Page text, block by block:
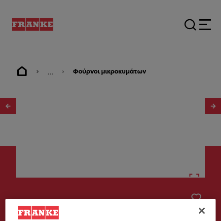
... Φούρνοι μικροκυμάτων
Άλλες Ηλεκτρικές Συσκευές